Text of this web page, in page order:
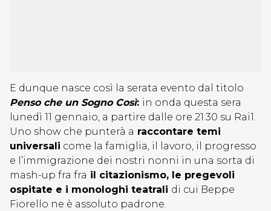
E dunque nasce così la serata evento dal titolo
Penso che un Sogno Così: in onda questa sera
lunedì 11 gennaio, a partire dalle ore 21:30 su Rai1.
Uno show che punterà a raccontare temi
universali come la famiglia, il lavoro, il progresso
e l’immigrazione dei nostri nonni in una sorta di
mash-up fra fra il citazionismo, le pregevoli
ospitate e i monologhi teatrali di cui Beppe
Fiorello ne è assoluto padrone.